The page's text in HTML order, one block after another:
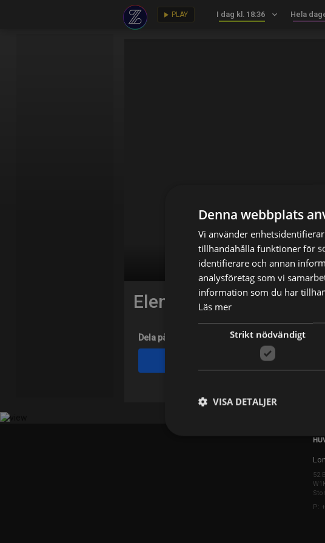
play_arrow PLAY I dag kl. 18:36 keyboard_arrow_down Hela
Elena Arndt Jensen
Dela på
52
P:
Denna webbplats
Vi använder
tillhandahålla funktioner för
identifierare och annan
analysföretag som vi
information som du har
Läs mer
Strikt nödvändigt
VISA DETALJER